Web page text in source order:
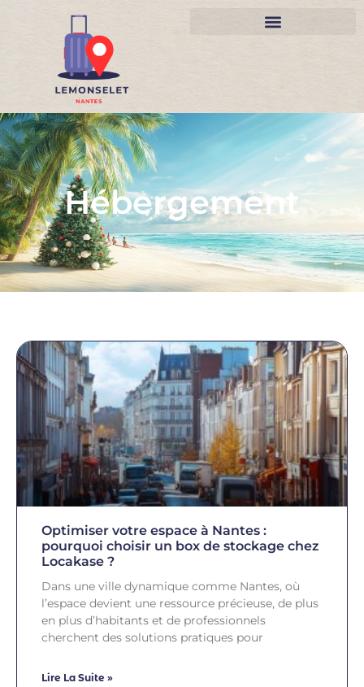
Hébergement
Optimiser votre espace à Nantes :
pourquoi choisir un box de stockage chez
Locakase ?
Dans une ville dynamique comme Nantes, où
l’espace devient une ressource précieuse, de plus
en plus d’habitants et de professionnels
cherchent des solutions pratiques pour
Lire La Suite »